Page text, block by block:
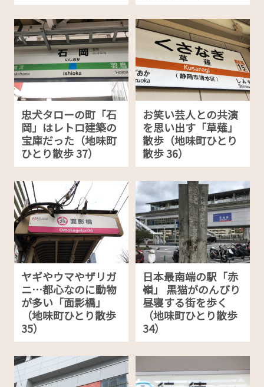
忠犬タローの町「石
岡」はレトロ建築の
宝庫だった（地味町
ひとり散歩 37）
お笑い芸人との共演
を思い出す「草薙」
散歩（地味町ひとり
散歩 36）
ヤギやウマやザリガ
ニ…都心なのに動物
が多い「面影橋」
（地味町ひとり散歩
35）
日本最南端の駅「赤
嶺」 黒猫がのんびり
昼寝する街を歩く
（地味町ひとり散歩
34）